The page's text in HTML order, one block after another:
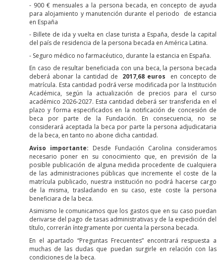
- 900 € mensuales a la persona becada, en concepto de ayuda
para alojamiento y manutención durante el periodo de estancia
en España
- Billete de ida y vuelta en clase turista a España, desde la capital
del país de residencia de la persona becada en América Latina.
- Seguro médico no farmacéutico, durante la estancia en España.
En caso de resultar beneficiada con una beca, la persona becada
deberá abonar la cantidad de 2017,68 euros
en concepto de
matrícula. Esta cantidad podrá verse modificada por la Institución
Académica, según la actualización de precios para el curso
académico 2026-2027. Esta cantidad deberá ser transferida en el
plazo y forma especificados en la notificación de concesión de
beca por parte de la Fundación. En consecuencia, no se
considerará aceptada la beca por parte la persona adjudicataria
de la beca, en tanto no abone dicha cantidad.
Aviso importante: Desde Fundación Carolina consideramos
necesario poner en su conocimiento que, en previsión de la
posible publicación de alguna medida procedente de cualquiera
de las administraciones públicas que incremente el coste de la
matrícula publicado, nuestra institución no podrá hacerse cargo
de la misma, trasladando en su caso, este coste la persona
beneficiara de la beca.
Asimismo le comunicamos que los gastos que en su caso puedan
derivarse del pago de tasas administrativas y de la expedición del
título, correrán íntegramente por cuenta la persona becada.
En el apartado “Preguntas Frecuentes” encontrará respuesta a
muchas de las dudas que puedan surgirle en relación con las
condiciones de la beca.